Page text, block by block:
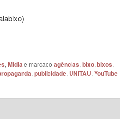
, Mídia e marcado agências, bixo, bixos,
, publicidade, UNITAU, YouTube